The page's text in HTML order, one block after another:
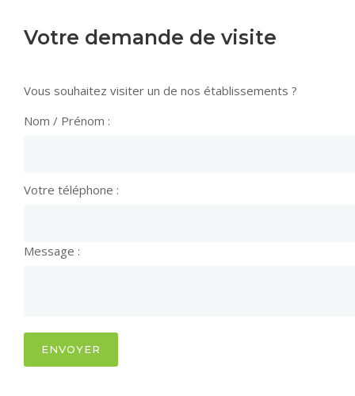
Votre demande de visite
Vous souhaitez visiter un de nos établissements ?
Nom / Prénom :
Votre téléphone :
Message :
ENVOYER